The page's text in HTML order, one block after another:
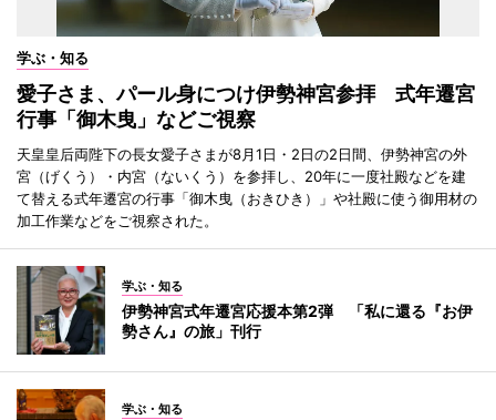
学ぶ・知る
愛子さま、パール身につけ伊勢神宮参拝 式年遷宮
行事「御木曳」などご視察
天皇皇后両陛下の長女愛子さまが8月1日・2日の2日間、伊勢神宮の外
宮（げくう）・内宮（ないくう）を参拝し、20年に一度社殿などを建
て替える式年遷宮の行事「御木曳（おきひき）」や社殿に使う御用材の
加工作業などをご視察された。
学ぶ・知る
伊勢神宮式年遷宮応援本第2弾 「私に還る『お伊
勢さん』の旅」刊行
学ぶ・知る